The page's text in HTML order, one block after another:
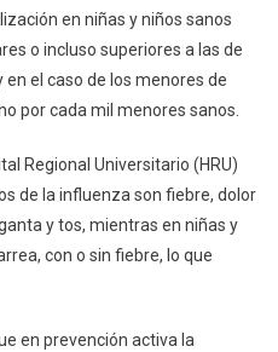
Que
En
Adultos,
en niñas y niños sanos
o incluso superiores a las de
en el caso de los menores de
por cada mil menores sanos.
Regional Universitario (HRU)
de la influenza son fiebre, dolor
y tos, mientras en niñas y
con o sin fiebre, lo que
en prevención activa la